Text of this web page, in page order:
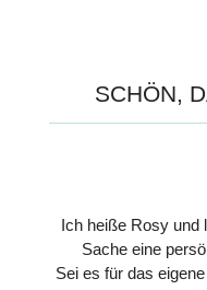
SCHÖN,
Ich heiße Rosy und
Sache eine
Sei es für das